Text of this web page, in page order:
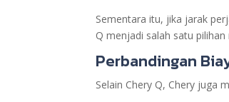
Sementara itu, jika jarak
Q menjadi salah satu
Perbandingan
Selain Chery Q, Chery juga